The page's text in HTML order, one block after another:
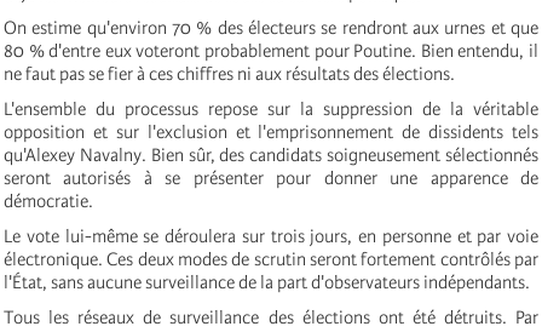
On estime qu'environ 70 % des électeurs se rendront aux urnes et que
80 % d'entre eux voteront probablement pour Poutine. Bien entendu, il
ne faut pas se fier à ces chiffres ni aux résultats des élections.
L'ensemble du processus repose sur la suppression de la véritable
opposition et sur l'exclusion et l'emprisonnement de dissidents tels
qu'Alexey Navalny. Bien sûr, des candidats soigneusement sélectionnés
seront autorisés à se présenter pour donner une apparence de
démocratie.
Le vote lui-même se déroulera sur trois jours, en personne et par voie
électronique. Ces deux modes de scrutin seront fortement contrôlés par
l'État, sans aucune surveillance de la part d'observateurs indépendants.
Tous les réseaux de surveillance des élections ont été détruits. Par